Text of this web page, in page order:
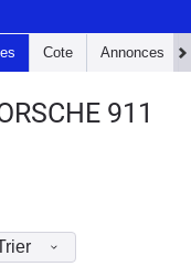
Cote Annonces
911